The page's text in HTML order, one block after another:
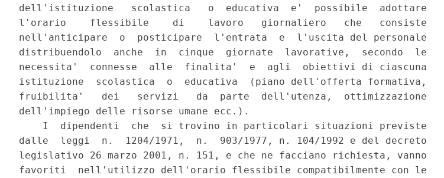
dell'istituzione   scolastica   o  educativa  e'  possibile  adottare
l'orario    flessibile    di    lavoro   giornaliero   che   consiste
nell'anticipare  o  posticipare  l'entrata  e  l'uscita del personale
distribuendolo  anche  in  cinque  giornate  lavorative,  secondo  le
necessita'  connesse  alle  finalita'  e  agli  obiettivi di ciascuna
istituzione  scolastica  o  educativa  (piano dell'offerta formativa,
fruibilita'   dei   servizi   da  parte  dell'utenza,  ottimizzazione
dell'impiego delle risorse umane ecc.).
    I  dipendenti  che  si trovino in particolari situazioni previste
dalle  leggi  n.  1204/1971,  n.  903/1977, n. 104/1992 e del decreto
legislativo 26 marzo 2001, n. 151, e che ne facciano richiesta, vanno
favoriti  nell'utilizzo dell'orario flessibile compatibilmente con le